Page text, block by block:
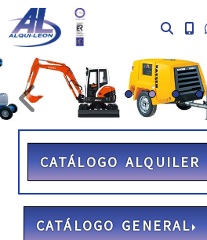
prev
CATÁLOGO ALQUILER
CATÁLOGO GENERAL